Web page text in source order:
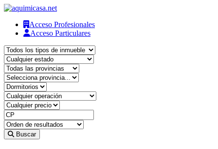
Acceso Profesionales
Acceso Particulares
Buscar